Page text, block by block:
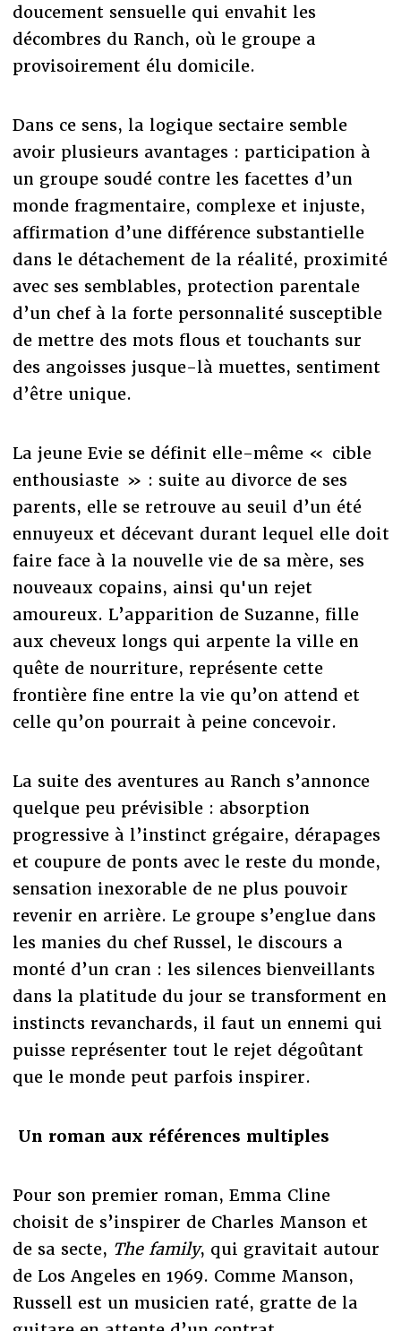
doucement sensuelle qui envahit les
décombres du Ranch, où le groupe a
provisoirement élu domicile.
Dans ce sens, la logique sectaire semble
avoir plusieurs avantages : participation à
un groupe soudé contre les facettes d’un
monde fragmentaire, complexe et injuste,
affirmation d’une différence substantielle
dans le détachement de la réalité, proximité
avec ses semblables, protection parentale
d’un chef à la forte personnalité susceptible
de mettre des mots flous et touchants sur
des angoisses jusque-là muettes, sentiment
d’être unique.
La jeune Evie se définit elle-même « cible
enthousiaste » : suite au divorce de ses
parents, elle se retrouve au seuil d’un été
ennuyeux et décevant durant lequel elle doit
faire face à la nouvelle vie de sa mère, ses
nouveaux copains, ainsi qu'un rejet
amoureux. L’apparition de Suzanne, fille
aux cheveux longs qui arpente la ville en
quête de nourriture, représente cette
frontière fine entre la vie qu’on attend et
celle qu’on pourrait à peine concevoir.
La suite des aventures au Ranch s’annonce
quelque peu prévisible : absorption
progressive à l’instinct grégaire, dérapages
et coupure de ponts avec le reste du monde,
sensation inexorable de ne plus pouvoir
revenir en arrière. Le groupe s’englue dans
les manies du chef Russel, le discours a
monté d’un cran : les silences bienveillants
dans la platitude du jour se transforment en
instincts revanchards, il faut un ennemi qui
puisse représenter tout le rejet dégoûtant
que le monde peut parfois inspirer.
Un roman aux références multiples
Pour son premier roman, Emma Cline
choisit de s’inspirer de Charles Manson et
de sa secte, The family, qui gravitait autour
de Los Angeles en 1969. Comme Manson,
Russell est un musicien raté, gratte de la